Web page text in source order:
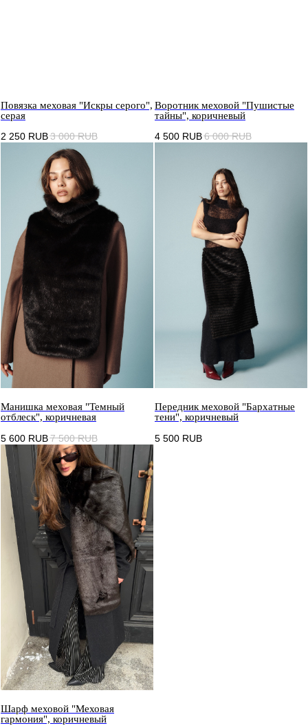
Повязка меховая "Искры серого",
серая
2 250 RUB3 000 RUB
Воротник меховой "Пушистые
тайны", коричневый
4 500 RUB6 000 RUB
Манишка меховая "Темный
отблеск", коричневая
5 600 RUB7 500 RUB
Передник меховой "Бархатные
тени", коричневый
5 500 RUB
Шарф меховой "Меховая
гармония", коричневый